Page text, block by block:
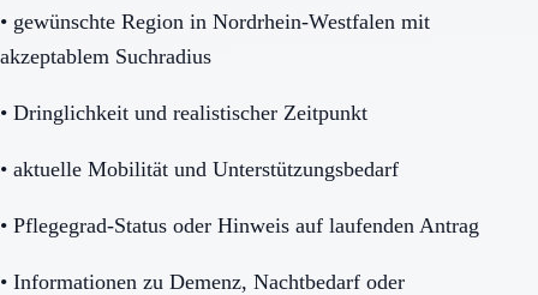
• gewünschte Region in Nordrhein-Westfalen mit
akzeptablem Suchradius
• Dringlichkeit und realistischer Zeitpunkt
• aktuelle Mobilität und Unterstützungsbedarf
• Pflegegrad-Status oder Hinweis auf laufenden Antrag
• Informationen zu Demenz, Nachtbedarf oder